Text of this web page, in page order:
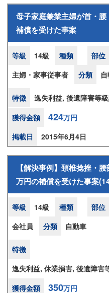
母子家庭兼業主婦が首・
補償を受けた事案
等級 14級 種類 部位
主婦・家事従事者
分類
特徴
逸失利益, 後遺障害等
獲得金額
424万円
掲載日
2015年6月4日
【解決事例】頚椎捻挫・
万円の補償を受けた事案
等級 14級 種類 部位
会社員
分類 自動車
特徴
逸失利益, 休業損害, 後遺障害
獲得金額
350万円